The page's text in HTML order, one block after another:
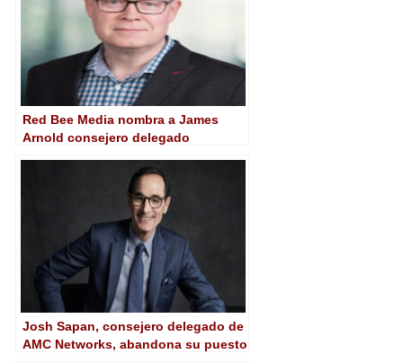
Red Bee Media nombra a James
Arnold consejero delegado
Josh Sapan, consejero delegado de
AMC Networks, abandona su puesto